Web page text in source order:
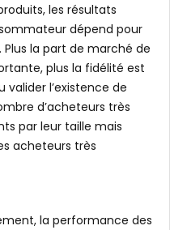
les résultats
dépend pour
Plus la part de marché de
plus la fidélité est
valider l’existence de
d’acheteurs très
par leur taille mais
acheteurs très
la performance des